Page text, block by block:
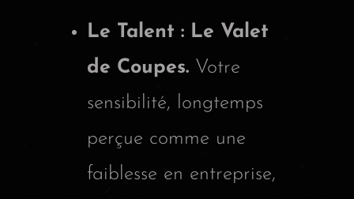
Le Talent : Le Valet
de Coupes. Votre
sensibilité, longtemps
perçue comme une
faiblesse en entreprise,